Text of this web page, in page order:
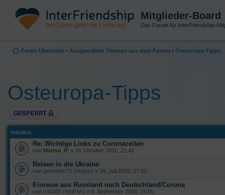
Mitglieder-Board
Das Forum für InterFriendship-
Foren-Übersicht ‹ Ausgewählte Themen aus dem Forum ‹ Osteuropa-Tipps
Osteuropa-Tipps
Forum gesperrt
THEMEN
Re: Wichtige Links zu Coronazeiten
von Marina_IF » 16. Oktober 2020, 21:42
Reisen in die Ukraine
von gefunden73 (Holger) » 18. Juli 2020, 07:20
Einreise aus Russland nach Deutschland/Corona
von s40400 (Wulf M.) » 9. September 2020, 15:05